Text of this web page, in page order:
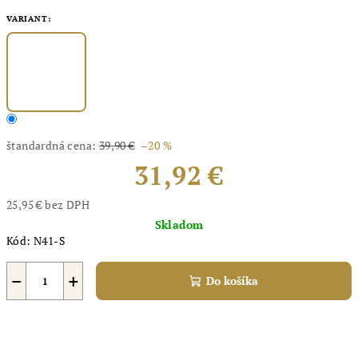
VARIANT:
štandardná cena: 39,90 € –20 %
31,92 €
25,95 € bez DPH
cena:
Skladom
Kód: N41-S
+
− Do košíka